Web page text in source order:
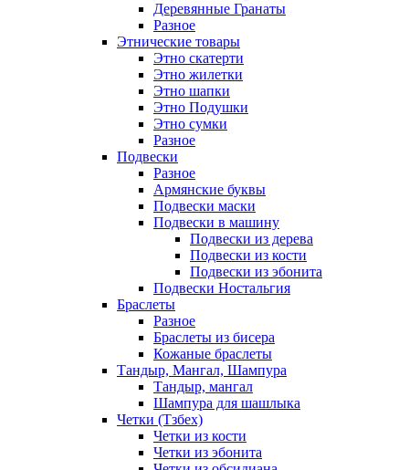
Деревянные Гранаты
Разное
Этнические товары
Этно скатерти
Этно жилетки
Этно шапки
Этно Подушки
Этно сумки
Разное
Подвески
Разное
Армянские буквы
Подвески маски
Подвески в машину
Подвески из дерева
Подвески из кости
Подвески из эбонита
Подвески Ностальгия
Браслеты
Разное
Браслеты из бисера
Кожаные браслеты
Тандыр, Мангал, Шампура
Тандыр, мангал
Шампура для шашлыка
Четки (Тзбех)
Четки из кости
Четки из эбонита